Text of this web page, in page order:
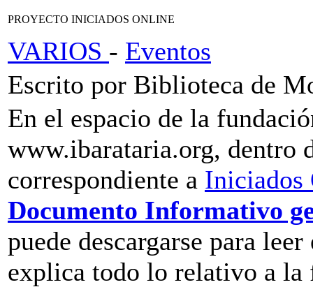
PROYECTO INICIADOS ONLINE
VARIOS - Eventos
Escrito por Biblioteca de
En el espacio de la
www.ibarataria.org, dentro
correspondiente a Iniciados
Documento Informativo
puede descargarse para
explica todo lo relativo a la